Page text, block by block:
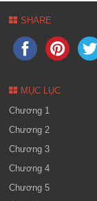
SHARE
MỤC LỤC
Chương 1
Chương 2
Chương 3
Chương 4
Chương 5